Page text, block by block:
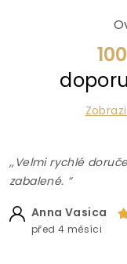
,,Velmi rychlé
zabalené. ”
Anna Vasica
před 4 měsíci